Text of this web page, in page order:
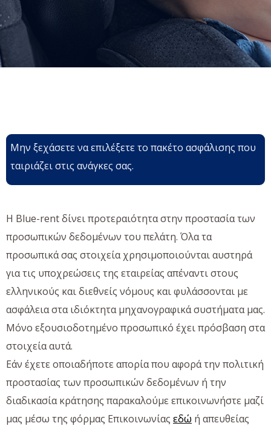
Μην ξεχάσετε να επιλέξετε το πακέτο ασφάλισης που
ταιριάζει στις ανάγκες σας.
Η Blue-rent δίνει προτεραιότητα στην προστασία των
προσωπικών δεδομένων του πελάτη. Όλα τα
προσωπικά σας στοιχεία χρησιμοποιούνται αυστηρά
για τις υποχρεώσεις της εταιρείας απέναντι στους
ελληνικούς και διεθνείς νόμους και φυλάσσονται με
ασφάλεια στα ιδιόκτητα μηχανογραφικά συστήματα μας.
Μόνο εξουσιοδοτημένο προσωπικό έχει πρόσβαση στα
στοιχεία αυτά.
Εάν έχετε οποιαδήποτε απορία που αφορά την πολιτική
προστασίας των προσωπικών δεδομένων ή την
διαδικασία κράτησης παρακαλούμε επικοινωνήστε μαζί
μας μέσω της φόρμας Επικοινωνίας εδώ ή απευθείας